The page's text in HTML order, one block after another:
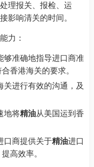
理报关、报检、运
影响清关的时间。
力：
够准确地指导进口商准
香港海关的要求。
关进行有效的沟通，及
地将精油从美国运到香
口商提供关于精油进口
高效率。